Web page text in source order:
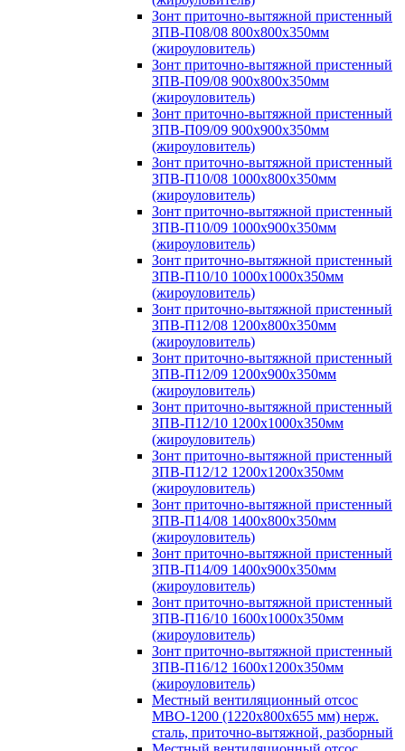
Зонт приточно-вытяжной пристенный
ЗПВ-П08/08 800х800х350мм
(жироуловитель)
Зонт приточно-вытяжной пристенный
ЗПВ-П09/08 900х800х350мм
(жироуловитель)
Зонт приточно-вытяжной пристенный
ЗПВ-П09/09 900х900х350мм
(жироуловитель)
Зонт приточно-вытяжной пристенный
ЗПВ-П10/08 1000х800х350мм
(жироуловитель)
Зонт приточно-вытяжной пристенный
ЗПВ-П10/09 1000х900х350мм
(жироуловитель)
Зонт приточно-вытяжной пристенный
ЗПВ-П10/10 1000х1000х350мм
(жироуловитель)
Зонт приточно-вытяжной пристенный
ЗПВ-П12/08 1200х800х350мм
(жироуловитель)
Зонт приточно-вытяжной пристенный
ЗПВ-П12/09 1200х900х350мм
(жироуловитель)
Зонт приточно-вытяжной пристенный
ЗПВ-П12/10 1200х1000х350мм
(жироуловитель)
Зонт приточно-вытяжной пристенный
ЗПВ-П12/12 1200х1200х350мм
(жироуловитель)
Зонт приточно-вытяжной пристенный
ЗПВ-П14/08 1400х800х350мм
(жироуловитель)
Зонт приточно-вытяжной пристенный
ЗПВ-П14/09 1400х900х350мм
(жироуловитель)
Зонт приточно-вытяжной пристенный
ЗПВ-П16/10 1600х1000х350мм
(жироуловитель)
Зонт приточно-вытяжной пристенный
ЗПВ-П16/12 1600х1200х350мм
(жироуловитель)
Местный вентиляционный отсос
МВО-1200 (1220х800х655 мм) нерж.
сталь, приточно-вытяжной, разборный